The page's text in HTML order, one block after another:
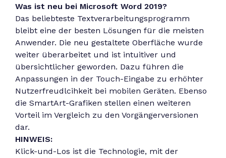
Was ist neu bei Microsoft Word 2019?
Das beliebteste Textverarbeitungsprogramm
bleibt eine der besten Lösungen für die meisten
Anwender. Die neu gestaltete Oberfläche wurde
weiter überarbeitet und ist intuitiver und
übersichtlicher geworden. Dazu führen die
Anpassungen in der Touch-Eingabe zu erhöhter
Nutzerfreudlcihkeit bei mobilen Geräten. Ebenso
die SmartArt-Grafiken stellen einen weiteren
Vorteil im Vergleich zu den Vorgängerversionen
dar.
HINWEIS:
Klick-und-Los ist die Technologie, mit der